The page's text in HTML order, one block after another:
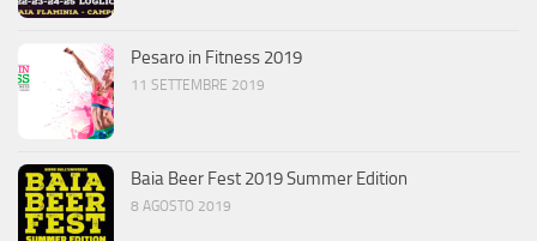
Pesaro in Fitness 2019
11 SETTEMBRE 2019
Baia Beer Fest 2019 Summer Edition
8 AGOSTO 2019